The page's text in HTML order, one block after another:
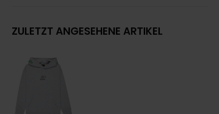
ZULETZT ANGESEHENE ARTIKEL